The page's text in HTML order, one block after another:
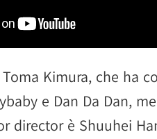
Kimura, che ha
e Dan Da Dan,
director è Shuuhei